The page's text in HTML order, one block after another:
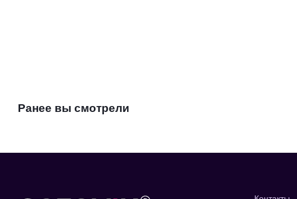
Ранее вы смотрели